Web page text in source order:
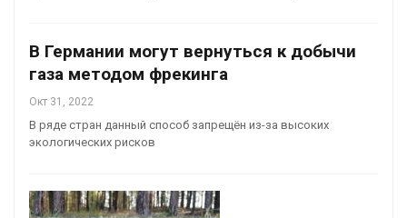
В Германии могут вернуться к добычи
газа методом фрекинга
Окт 31, 2022
В ряде стран данный способ запрещён из-за высоких
экологических рисков